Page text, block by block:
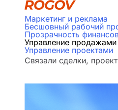
Маркетинг и реклама
Бесшовный рабочий
Прозрачность
Управление продажами
Управление проектами
Связали сделки,